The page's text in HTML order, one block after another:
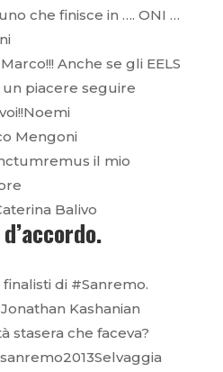
che finisce in …. ONI …
Anche se gli EELS
un piacere seguire
Mengoni
il mio
Balivo
di #Sanremo.
Kashanian
stasera che faceva?